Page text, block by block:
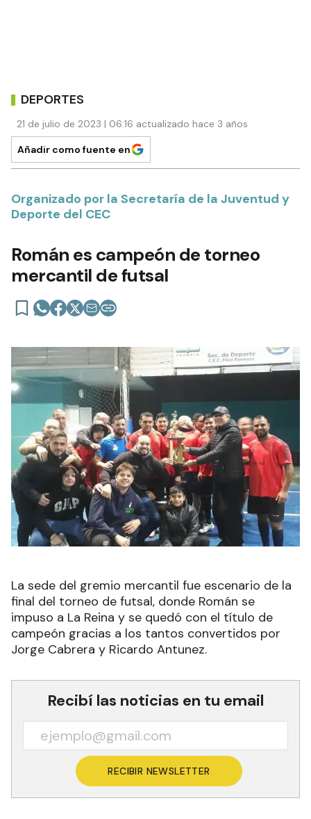
DEPORTES
21 de julio de 2023 | 06:16 actualizado hace 3 años
Añadir como fuente en
Organizado por la Secretaría de la Juventud y
Deporte del CEC
Román es campeón de torneo
mercantil de futsal
La sede del gremio mercantil fue escenario de la
final del torneo de futsal, donde Román se
impuso a La Reina y se quedó con el título de
campeón gracias a los tantos convertidos por
Jorge Cabrera y Ricardo Antunez.
Recibí las noticias en tu email
RECIBIR NEWSLETTER